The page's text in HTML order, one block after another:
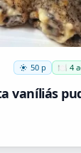
50 p 🍽️ 4
vaníliás